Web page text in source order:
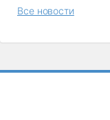
Все новости